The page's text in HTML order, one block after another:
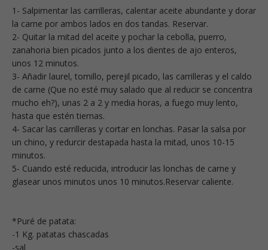
1- Salpimentar las carrilleras, calentar aceite abundante y dorar
la carne por ambos lados en dos tandas. Reservar.
2- Quitar la mitad del aceite y pochar la cebolla, puerro,
zanahoria bien picados junto a los dientes de ajo enteros,
unos 12 minutos.
3- Añadir laurel, tomillo, perejil picado, las carrilleras y el caldo
de carne (Que no esté muy salado que al reducir se concentra
mucho eh?), unas 2 a 2 y media horas, a fuego muy lento,
hasta que estén tiernas.
4- Sacar las carrilleras y cortar en lonchas. Pasar la salsa por
un chino, y redurcir destapada hasta la mitad, unos 10-15
minutos.
5- Cuando esté reducida, introducir las lonchas de carne y
glasear unos minutos unos 10 minutos.Reservar caliente.
*Puré de patata:
-1 Kg. patatas chascadas
-sal